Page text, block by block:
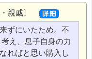
親戚〕
ずにいたため。不
え、息子自身の力
ればと思い購入し